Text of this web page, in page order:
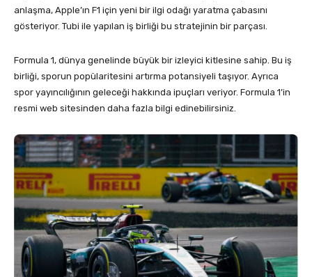
anlaşma, Apple’ın F1 için yeni bir ilgi odağı yaratma çabasını
gösteriyor. Tubi ile yapılan iş birliği bu stratejinin bir parçası.
Formula 1, dünya genelinde büyük bir izleyici kitlesine sahip. Bu iş
birliği, sporun popülaritesini artırma potansiyeli taşıyor. Ayrıca
spor yayıncılığının geleceği hakkında ipuçları veriyor. Formula 1’in
resmi web sitesinden daha fazla bilgi edinebilirsiniz.